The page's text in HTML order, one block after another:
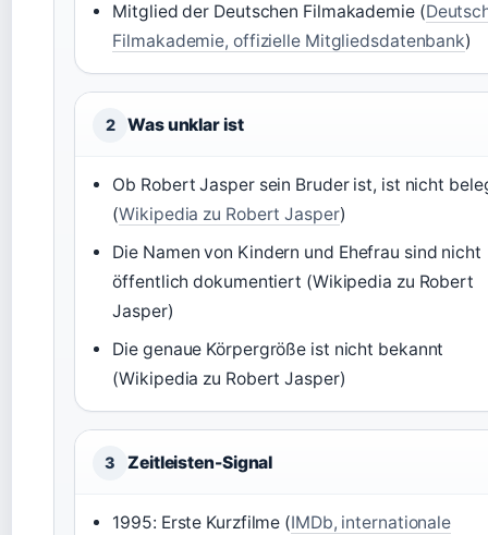
Mitglied der Deutschen Filmakademie (
Filmakademie, offizielle Mitgliedsdatenbank)
2 Was unklar ist
Ob Robert Jasper sein Bruder ist, ist nicht
(Wikipedia zu Robert Jasper)
Die Namen von Kindern und Ehefrau sind nicht
öffentlich dokumentiert (Wikipedia zu Robert
Jasper)
Die genaue Körpergröße ist nicht bekannt
(Wikipedia zu Robert Jasper)
3 Zeitleisten-Signal
1995: Erste Kurzfilme (IMDb, internationale